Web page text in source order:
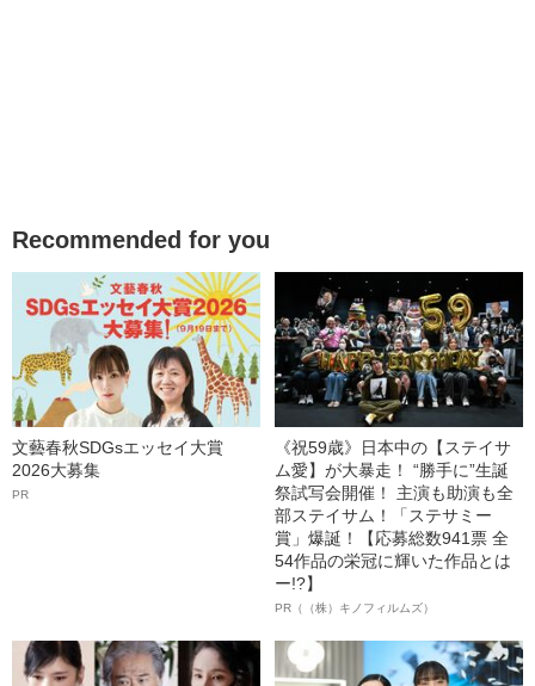
Recommended for you
文藝春秋SDGsエッセイ大賞
2026大募集
PR
《祝59歳》日本中の【ステイサ
ム愛】が大暴走！ “勝手に”生誕
祭試写会開催！ 主演も助演も全
部ステイサム！「ステサミー
賞」爆誕！【応募総数941票 全
54作品の栄冠に輝いた作品とは
ー!?】
PR（（株）キノフィルムズ）